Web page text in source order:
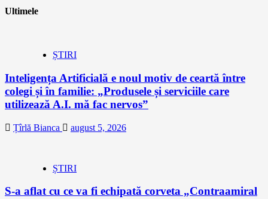
Ultimele
ȘTIRI
Inteligența Artificială e noul motiv de ceartă între
colegi și în familie: „Produsele și serviciile care
utilizează A.I. mă fac nervos”
Țîrlă Bianca august 5, 2026
ȘTIRI
S-a aflat cu ce va fi echipată corveta „Contraamiral